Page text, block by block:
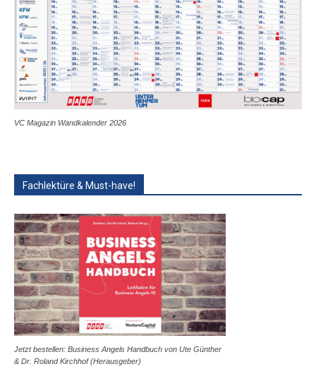
VC Magazin Wandkalender 2026
Fachlektüre & Must-have!
Jetzt bestellen: Business Angels Handbuch von Ute Günther
& Dr. Roland Kirchhof (Herausgeber)